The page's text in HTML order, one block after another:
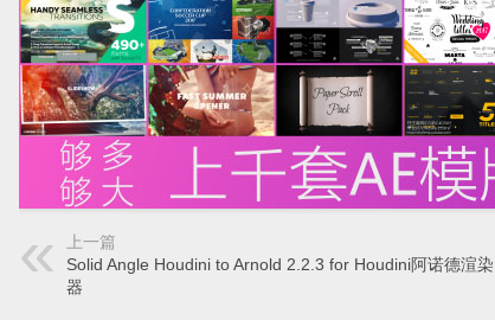
上一篇
Solid Angle Houdini to Arnold 2.2.3 for Houdini阿诺德渲染
器